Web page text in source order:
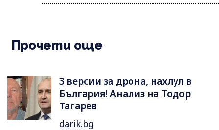
Прочети още
3 версии за дрона, нахлул в
България! Анализ на Тодор
Тагарев
darik.bg